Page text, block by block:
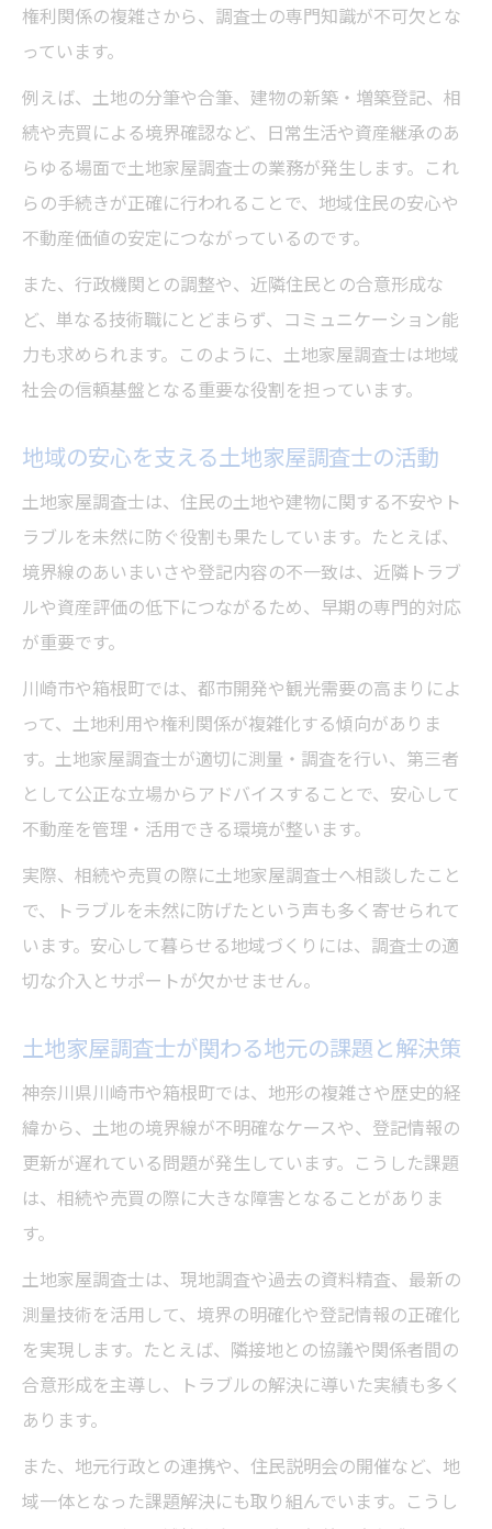
地形ごとの課題に土地家屋調査士がどう対
処するか
土地家屋調査士による境界トラブル防止策
登記や測量に迷ったとき土地家屋調査士が活躍
土地家屋調査士が登記手続きでサポートす
る理由
測量や分筆も土地家屋調査士に相談するメ
リット
土地家屋調査士に頼む際の注意点と選び方
土地家屋調査士名簿閲覧の活用ポイントを
紹介
神奈川県土地家屋調査士会での相談方法と
土地家屋調査士法人の相談を利用するメリ
と
調査士検索で自分に合う土地家屋調査士を
土地家屋調査士が資産形成にもたらす効果
とは
法
土地家屋調査士が教えるトラブル防止の秘
訣
資産管理に役立つ土地家屋調査士のサポー
ト事例
地域の暮らしと土地家屋調査士の架け橋を解説
土地家屋調査士が地域の暮らしに与える影
響
土地家屋調査士と住民の信頼関係の築き方
くり
土地家屋調査士による相談体験談を紹介
権利関係の複雑さから、調査士の専門知識が不可欠とな
っています。
例えば、土地の分筆や合筆、建物の新築・増築登記、相
続や売買による境界確認など、日常生活や資産継承のあ
らゆる場面で土地家屋調査士の業務が発生します。これ
らの手続きが正確に行われることで、地域住民の安心や
不動産価値の安定につながっているのです。
また、行政機関との調整や、近隣住民との合意形成な
ど、単なる技術職にとどまらず、コミュニケーション能
力も求められます。このように、土地家屋調査士は地域
社会の信頼基盤となる重要な役割を担っています。
地域の安心を支える土地家屋調査士の活動
土地家屋調査士は、住民の土地や建物に関する不安やト
ラブルを未然に防ぐ役割も果たしています。たとえば、
境界線のあいまいさや登記内容の不一致は、近隣トラブ
ルや資産評価の低下につながるため、早期の専門的対応
が重要です。
川崎市や箱根町では、都市開発や観光需要の高まりによ
って、土地利用や権利関係が複雑化する傾向がありま
す。土地家屋調査士が適切に測量・調査を行い、第三者
として公正な立場からアドバイスすることで、安心して
不動産を管理・活用できる環境が整います。
実際、相続や売買の際に土地家屋調査士へ相談したこと
で、トラブルを未然に防げたという声も多く寄せられて
います。安心して暮らせる地域づくりには、調査士の適
切な介入とサポートが欠かせません。
土地家屋調査士が関わる地元の課題と解決策
神奈川県川崎市や箱根町では、地形の複雑さや歴史的経
緯から、土地の境界線が不明確なケースや、登記情報の
更新が遅れている問題が発生しています。こうした課題
は、相続や売買の際に大きな障害となることがありま
す。
土地家屋調査士は、現地調査や過去の資料精査、最新の
測量技術を活用して、境界の明確化や登記情報の正確化
を実現します。たとえば、隣接地との協議や関係者間の
合意形成を主導し、トラブルの解決に導いた実績も多く
あります。
また、地元行政との連携や、住民説明会の開催など、地
域一体となった課題解決にも取り組んでいます。こうし